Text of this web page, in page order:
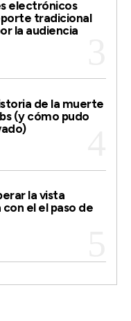
electrónicos
tradicional
la audiencia
de la muerte
(y cómo pudo
la vista
el el paso de